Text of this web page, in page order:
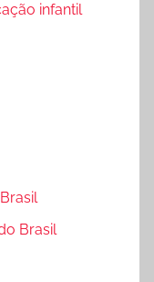
infantil
Brasil